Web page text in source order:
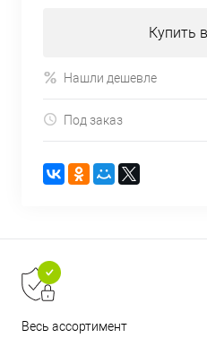
Купить
Нашли дешевле
Под заказ
Весь ассортимент